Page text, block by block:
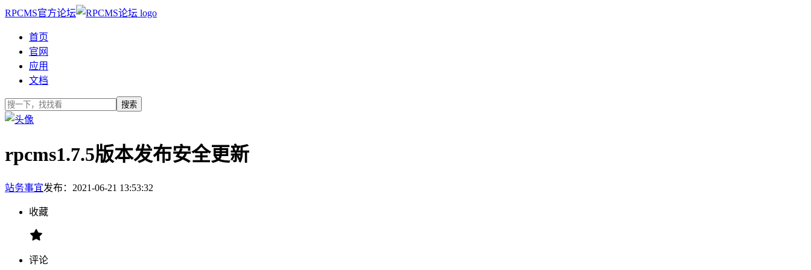
RPCMS官方论坛
首页
官网
应用
文档
搜索
rpcms1.7.5版本发布安全更新
站务事宜发布：2021-06-21 13:53:32
收藏
评论